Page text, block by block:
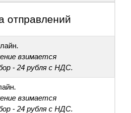
отправлений
взимается
- 24 рубля с НДС.
взимается
- 24 рубля с НДС.